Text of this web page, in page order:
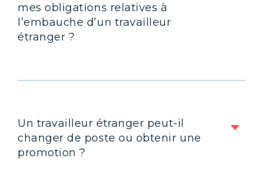
mes obligations relatives à
l’embauche d’un travailleur
étranger ?
Un travailleur étranger peut-il
changer de poste ou obtenir une
promotion ?